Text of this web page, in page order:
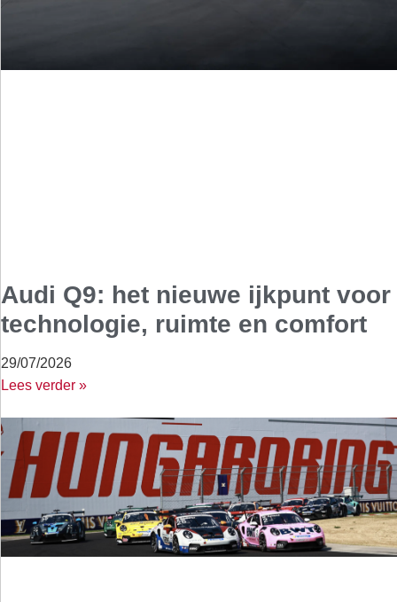
Audi Q9: het nieuwe ijkpunt voor
technologie, ruimte en comfort
29/07/2026
Lees verder »